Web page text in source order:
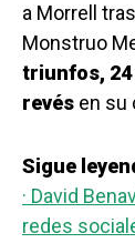
a Morrell
Monstruo
triunfos, 24
revés en su
Sigue
· David
redes